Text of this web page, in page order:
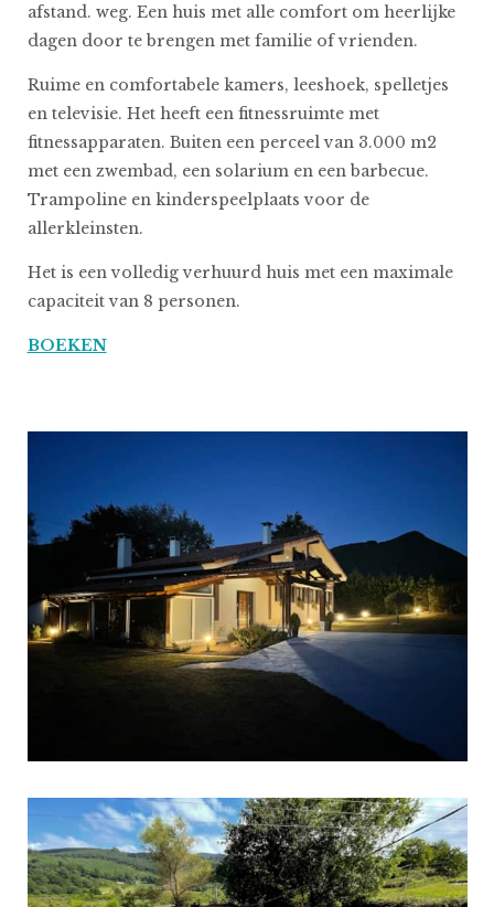
afstand. weg. Een huis met alle comfort om heerlijke
dagen door te brengen met familie of vrienden.
Ruime en comfortabele kamers, leeshoek, spelletjes
en televisie. Het heeft een fitnessruimte met
fitnessapparaten. Buiten een perceel van 3.000 m2
met een zwembad, een solarium en een barbecue.
Trampoline en kinderspeelplaats voor de
allerkleinsten.
Het is een volledig verhuurd huis met een maximale
capaciteit van 8 personen.
BOEKEN